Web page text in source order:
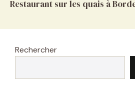
Restaurant sur les quais à
Rechercher